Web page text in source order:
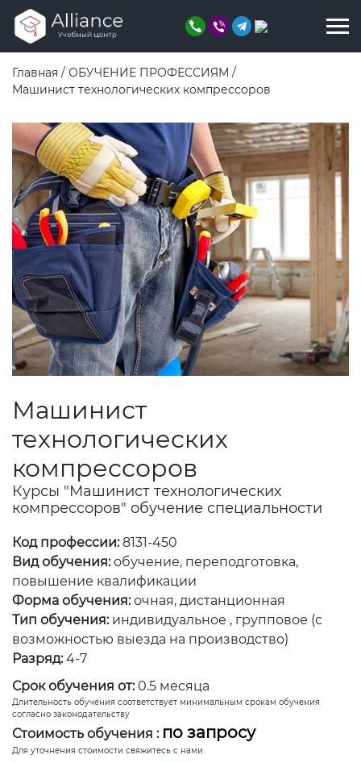
Главная / ОБУЧЕНИЕ ПРОФЕССИЯМ /
Машинист технологических компрессоров
Машинист
технологических
компрессоров
Курсы "Машинист технологических
компрессоров" обучение специальности
Код профессии:8131-450
Вид обучения: обучение, переподготовка,
повышение квалификации
Форма обучения: очная, дистанционная
Тип обучения: индивидуальное , групповое (с
возможностью выезда на производство)
Разряд: 4-7
Срок обучения от: 0.5 месяца
Длительность обучения соответствует минимальным срокам обучения
согласно законодательству
Стоимость обучения : по запросу
Для уточнения стоимости свяжитесь с нами